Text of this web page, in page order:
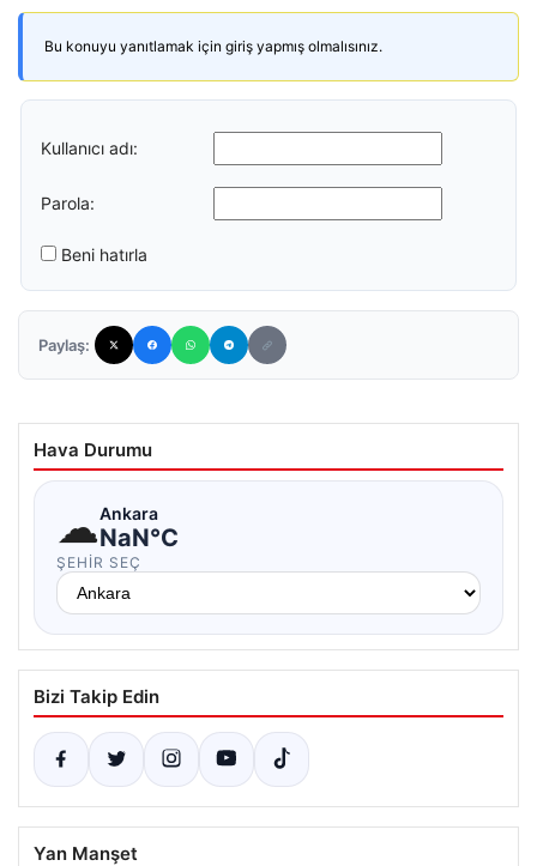
Bu konuyu yanıtlamak için giriş yapmış olmalısınız.
Kullanıcı adı:
Parola:
Beni hatırla
Paylaş:
Hava Durumu
☁Ankara
NaN°C
ŞEHIR SEÇ
Bizi Takip Edin
Yan Manşet